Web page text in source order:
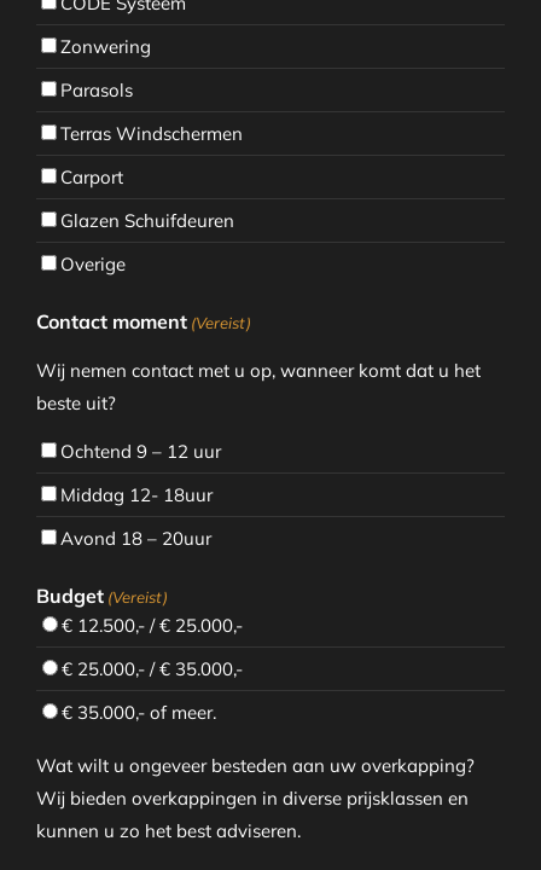
Zonwering
Parasols
Terras Windschermen
Carport
Glazen Schuifdeuren
Overige
Contact moment (Vereist)
Wij nemen contact met u op, wanneer komt dat u het
beste uit?
Ochtend 9 – 12 uur
Middag 12- 18uur
Avond 18 – 20uur
Budget (Vereist)
€ 12.500,- / € 25.000,-
€ 25.000,- / € 35.000,-
€ 35.000,- of meer.
Wat wilt u ongeveer besteden aan uw overkapping?
Wij bieden overkappingen in diverse prijsklassen en
kunnen u zo het best adviseren.